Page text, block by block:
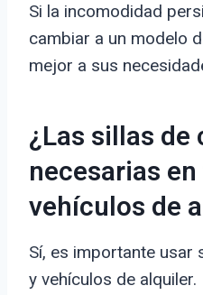
Si la incomodidad
cambiar a un modelo
mejor a sus
¿Las sillas de
necesarias
vehículos de
Sí, es importante usar
y vehículos de alquiler.